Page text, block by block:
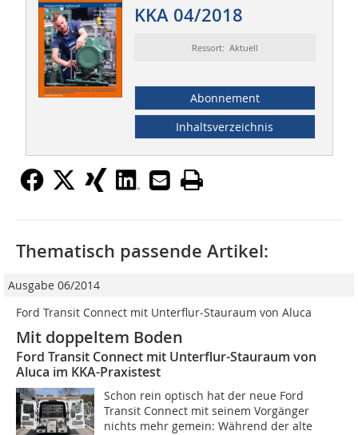
KKA 04/2018
Ressort: Aktuell
Abonnement
Inhaltsverzeichnis
Thematisch passende Artikel:
Ausgabe 06/2014
Ford Transit Connect mit Unterflur-Stauraum von Aluca
Mit doppeltem Boden
Ford Transit Connect mit Unterflur-Stauraum von
Aluca im KKA-Praxistest
Schon rein optisch hat der neue Ford
Transit Connect mit seinem Vorgänger
nichts mehr gemein: Während der alte